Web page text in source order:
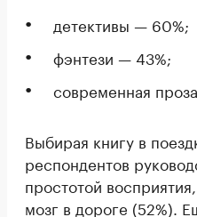
детективы — 60%;
фэнтези — 43%;
современная
Выбирая книгу в
респондентов
простотой
мозг в дороге (52%).